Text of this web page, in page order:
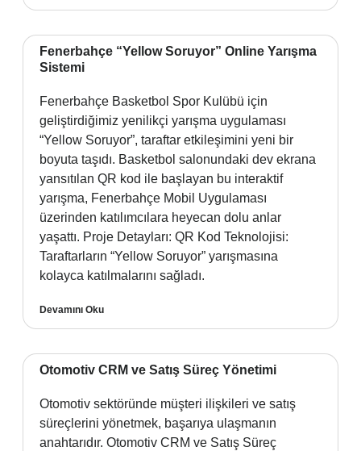
Fenerbahçe “Yellow Soruyor” Online Yarışma
Sistemi
Fenerbahçe Basketbol Spor Kulübü için
geliştirdiğimiz yenilikçi yarışma uygulaması
“Yellow Soruyor”, taraftar etkileşimini yeni bir
boyuta taşıdı. Basketbol salonundaki dev ekrana
yansıtılan QR kod ile başlayan bu interaktif
yarışma, Fenerbahçe Mobil Uygulaması
üzerinden katılımcılara heyecan dolu anlar
yaşattı. Proje Detayları: QR Kod Teknolojisi:
Taraftarların “Yellow Soruyor” yarışmasına
kolayca katılmalarını sağladı.
Devamını Oku
Otomotiv CRM ve Satış Süreç Yönetimi
Otomotiv sektöründe müşteri ilişkileri ve satış
süreçlerini yönetmek, başarıya ulaşmanın
anahtarıdır. Otomotiv CRM ve Satış Süreç